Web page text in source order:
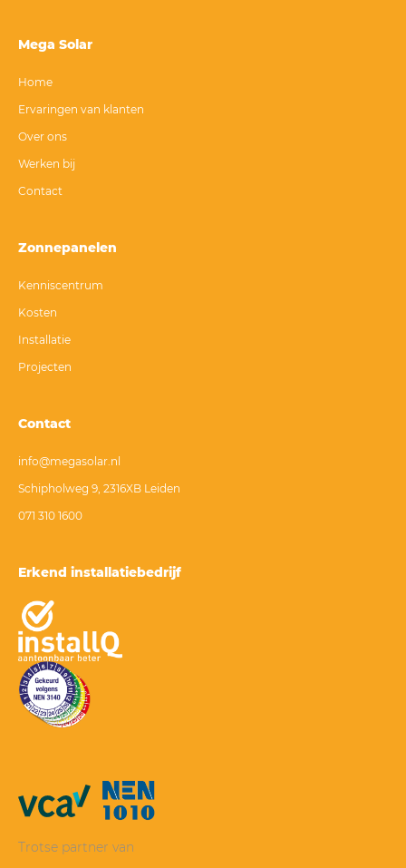
Mega Solar
Home
Ervaringen van klanten
Over ons
Werken bij
Contact
Zonnepanelen
Kenniscentrum
Kosten
Installatie
Projecten
Contact
info@megasolar.nl
Schipholweg 9, 2316XB Leiden
071 310 1600
Erkend installatiebedrijf
Trotse partner van